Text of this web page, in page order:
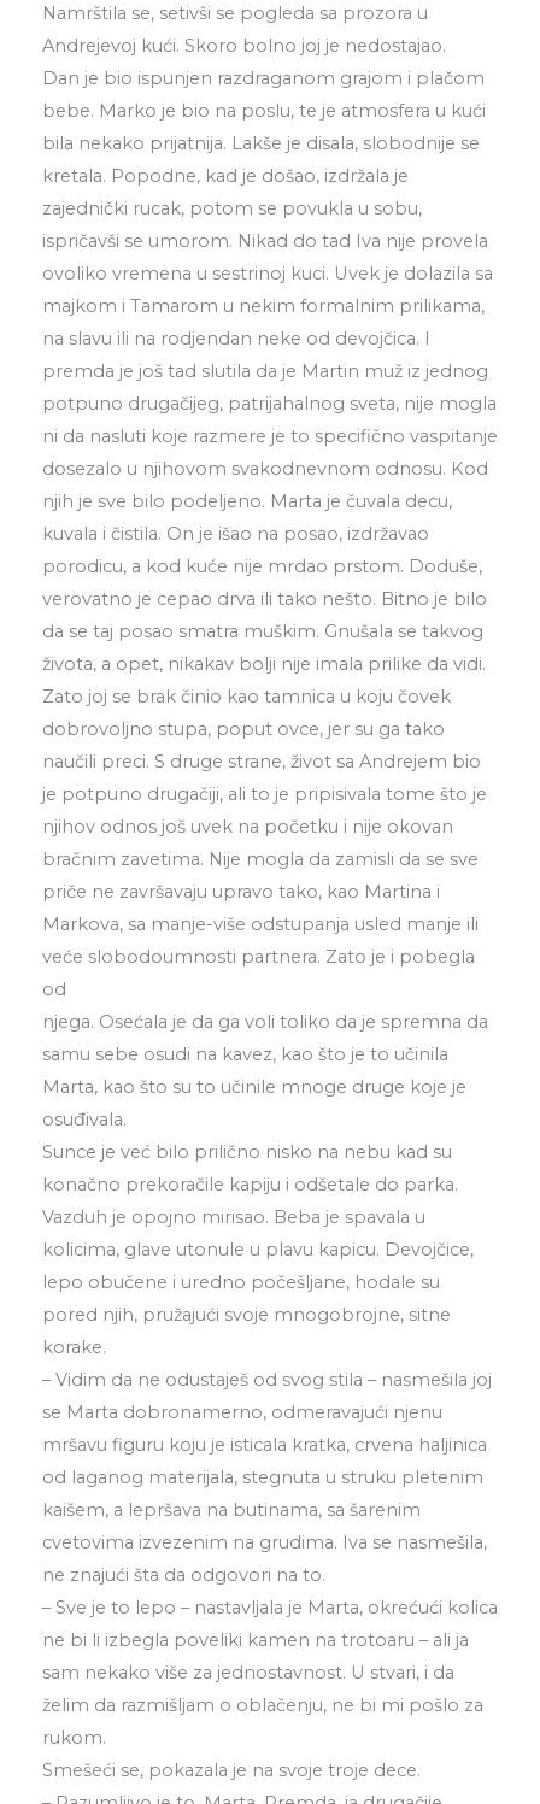
Namrštila se, setivši se pogleda sa prozora u
Andrejevoj kući. Skoro bolno joj je nedostajao.
Dan je bio ispunjen razdraganom grajom i plačom
bebe. Marko je bio na poslu, te je atmosfera u kući
bila nekako prijatnija. Lakše je disala, slobodnije se
kretala. Popodne, kad je došao, izdržala je
zajednički rucak, potom se povukla u sobu,
ispričavši se umorom. Nikad do tad Iva nije provela
ovoliko vremena u sestrinoj kuci. Uvek je dolazila sa
majkom i Tamarom u nekim formalnim prilikama,
na slavu ili na rodjendan neke od devojčica. I
premda je još tad slutila da je Martin muž iz jednog
potpuno drugačijeg, patrijahalnog sveta, nije mogla
ni da nasluti koje razmere je to specifično vaspitanje
dosezalo u njihovom svakodnevnom odnosu. Kod
njih je sve bilo podeljeno. Marta je čuvala decu,
kuvala i čistila. On je išao na posao, izdržavao
porodicu, a kod kuće nije mrdao prstom. Doduše,
verovatno je cepao drva ili tako nešto. Bitno je bilo
da se taj posao smatra muškim. Gnušala se takvog
života, a opet, nikakav bolji nije imala prilike da vidi.
Zato joj se brak činio kao tamnica u koju čovek
dobrovoljno stupa, poput ovce, jer su ga tako
naučili preci. S druge strane, život sa Andrejem bio
je potpuno drugačiji, ali to je pripisivala tome što je
njihov odnos još uvek na početku i nije okovan
bračnim zavetima. Nije mogla da zamisli da se sve
priče ne završavaju upravo tako, kao Martina i
Markova, sa manje-više odstupanja usled manje ili
veće slobodoumnosti partnera. Zato je i pobegla
od
njega. Osećala je da ga voli toliko da je spremna da
samu sebe osudi na kavez, kao što je to učinila
Marta, kao što su to učinile mnoge druge koje je
osuđivala.
Sunce je već bilo prilično nisko na nebu kad su
konačno prekoračile kapiju i odšetale do parka.
Vazduh je opojno mirisao. Beba je spavala u
kolicima, glave utonule u plavu kapicu. Devojčice,
lepo obučene i uredno počešljane, hodale su
pored njih, pružajući svoje mnogobrojne, sitne
korake.
– Vidim da ne odustaješ od svog stila – nasmešila joj
se Marta dobronamerno, odmeravajući njenu
mršavu figuru koju je isticala kratka, crvena haljinica
od laganog materijala, stegnuta u struku pletenim
kaišem, a lepršava na butinama, sa šarenim
cvetovima izvezenim na grudima. Iva se nasmešila,
ne znajući šta da odgovori na to.
– Sve je to lepo – nastavljala je Marta, okrećući kolica
ne bi li izbegla poveliki kamen na trotoaru – ali ja
sam nekako više za jednostavnost. U stvari, i da
želim da razmišljam o oblačenju, ne bi mi pošlo za
rukom.
Smešeći se, pokazala je na svoje troje dece.